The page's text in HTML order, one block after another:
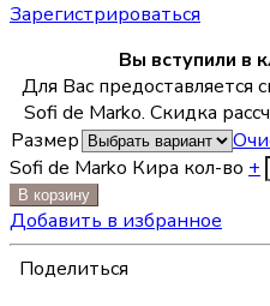
Зарегистрироваться
Вы вступили в
Для Вас предоставляется
Sofi de Marko. Скидка
Размер
Sofi de Marko Кира кол-во +
В корзину
Добавить в избранное
Поделиться